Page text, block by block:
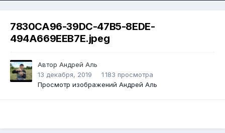
7830CA96-39DC-47B5-8EDE-
494A669EEB7E.jpeg
Автор Андрей Аль
13 декабря, 2019
1 183 просмотра
Просмотр изображений Андрей Аль